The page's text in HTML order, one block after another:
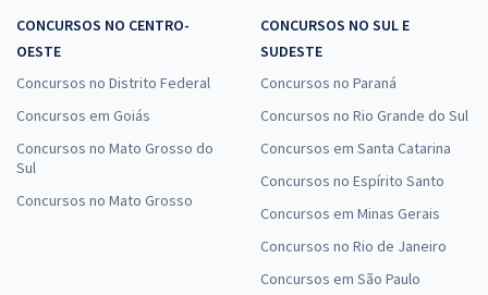
CONCURSOS NO CENTRO-
OESTE
Concursos no Distrito Federal
Concursos em Goiás
Concursos no Mato Grosso do
Sul
Concursos no Mato Grosso
CONCURSOS NO SUL E
SUDESTE
Concursos no Paraná
Concursos no Rio Grande do Sul
Concursos em Santa Catarina
Concursos no Espírito Santo
Concursos em Minas Gerais
Concursos no Rio de Janeiro
Concursos em São Paulo